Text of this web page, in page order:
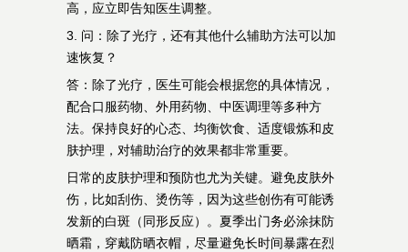
高，应立即告知医生调整。
3. 问：除了光疗，还有其他什么辅助方法可以加
速恢复？
答：除了光疗，医生可能会根据您的具体情况，
配合口服药物、外用药物、中医调理等多种方
法。保持良好的心态、均衡饮食、适度锻炼和皮
肤护理，对辅助治疗的效果都非常重要。
日常的皮肤护理和预防也尤为关键。避免皮肤外
伤，比如刮伤、烫伤等，因为这些创伤有可能诱
发新的白斑（同形反应）。夏季出门务必涂抹防
晒霜，穿戴防晒衣帽，尽量避免长时间暴露在烈